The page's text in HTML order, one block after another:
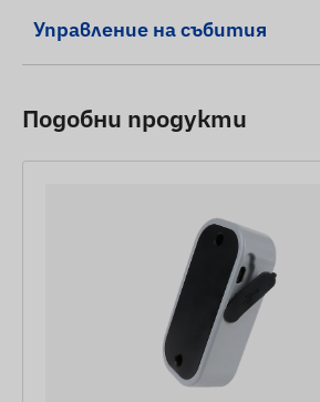
Управление на събития
Подобни продукти